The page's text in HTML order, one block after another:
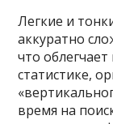
Легкие и
аккуратно
что
статистике,
время на